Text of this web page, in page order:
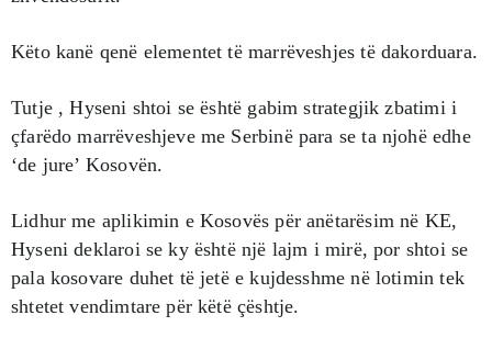
Këto kanë qenë elementet të marrëveshjes të dakorduara.
Tutje , Hyseni shtoi se është gabim strategjik zbatimi i
çfarëdo marrëveshjeve me Serbinë para se ta njohë edhe
‘de jure’ Kosovën.
Lidhur me aplikimin e Kosovës për anëtarësim në KE,
Hyseni deklaroi se ky është një lajm i mirë, por shtoi se
pala kosovare duhet të jetë e kujdesshme në lotimin tek
shtetet vendimtare për këtë çështje.